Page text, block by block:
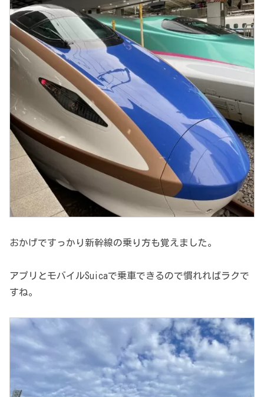
おかげですっかり新幹線の乗り方も覚えました。
アプリとモバイルSuicaで乗車できるので慣れればラクで
すね。